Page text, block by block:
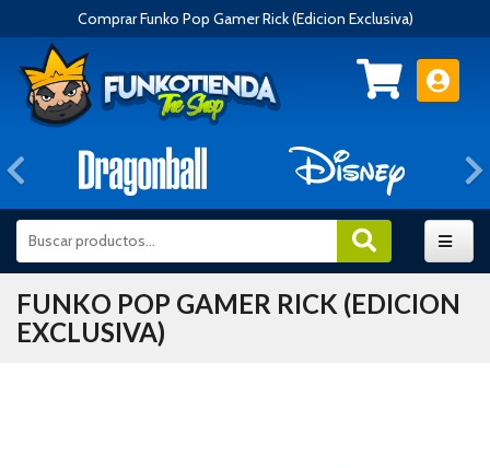
Comprar Funko Pop Gamer Rick (Edicion Exclusiva)
Anterior
FUNKO POP GAMER RICK (EDICION
EXCLUSIVA)